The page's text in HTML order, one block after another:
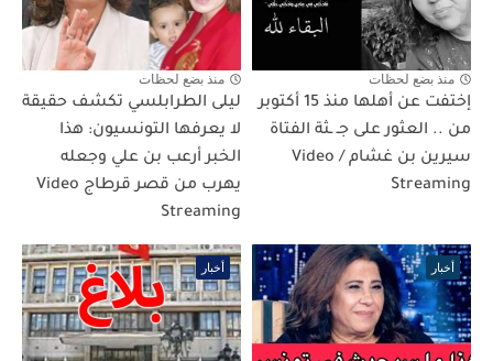
منذ بضع لحظات
إختفت عن أهلها منذ 15 أكتوبر
من .. العثور على جـ ـثة الفتاة
سيرين بن غشام / Video
Streaming
منذ بضع لحظات
ليلى الطرابلسي تكشف حقيقة
لا يعرفها التونسيون: هذا
الخبر أرعب بن علي وجعله
يهرب من قصر قرطاج Video
Streaming
أخبار أخبار